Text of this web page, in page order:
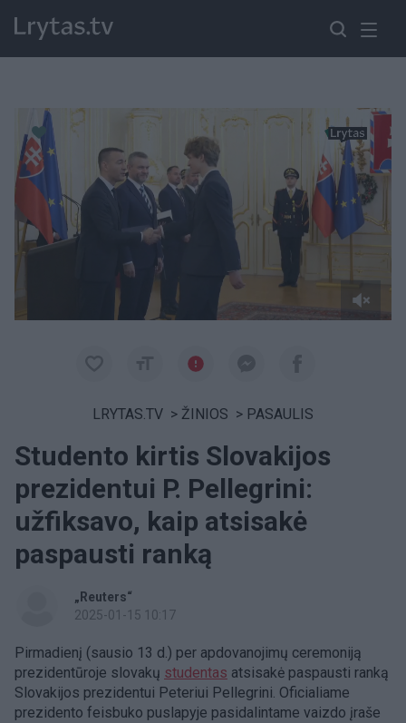
Paremkite Ukrainą
LRYTAS.TV > ŽINIOS > PASAULIS
Studento kirtis Slovakijos
prezidentui P. Pellegrini:
užfiksavo, kaip atsisakė
paspausti ranką
„Reuters“
2025-01-15 10:17
Pirmadienį (sausio 13 d.) per apdovanojimų ceremoniją
prezidentūroje slovakų studentas atsisakė paspausti ranką
Slovakijos prezidentui Peteriui Pellegrini. Oficialiame
prezidento feisbuko puslapyje pasidalintame vaizdo įraše